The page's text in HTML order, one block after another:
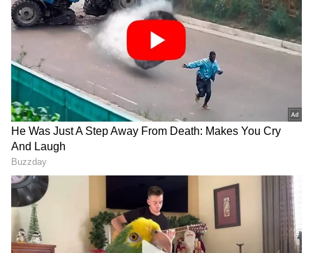
ಪ್ರಕರಣದ ಹಿನ್ನೆಲೆ ಏನು?
2023ರ ಕರ್ನಾಟಕ ವಿಧಾನಸಭಾ ಚುನಾವಣೆಯ
ಪೂರ್ವಸಿದ್ಧತೆಯ ಭಾಗವಾಗಿ 2023ರ ಜನವರಿ 4 ರಂದು
ಕ್ಷಣಕ್ಷಣದ ಕನ್ನಡ ಸುದ್ದಿ (Kannada News)
ಅಪ್ಡೇಟ್‌ಗಳಿಗಾಗಿ ಏಷ್ಯಾನೆಟ್ ಸುವರ್ಣ ನ್ಯೂಸ್‌ ಫಾಲೋ
ಮಾಡಿ. ಬ್ರೇಕಿಂಗ್ ಸುದ್ದಿ (
Latest Kannada News ),
ವಿಶೇಷ ವರದಿಗಳು ಮತ್ತು ನೇರ ಪ್ರಸಾರಗಳೊಂದಿಗೆ
(kannada news live) ಸಂಪೂರ್ಣ ಮಾಹಿತಿ ಒಂದೇ
ಕ್ಲಿಕ್‌ನಲ್ಲಿ ಲಭ್ಯ. ಏಷ್ಯಾನೆಟ್ ಸುವರ್ಣ ನ್ಯೂಸ್ ಅಧಿಕೃತ
ಆ್ಯಪ್ ಡೌನ್‌ಲೋಡ್ ಮಾಡಿ ಹಾಗು ಎಲ್ಲಾ ಅಪ್‌ಡೇಟ್
ಗಳನ್ನು ಪಡೆಯಿರಿ